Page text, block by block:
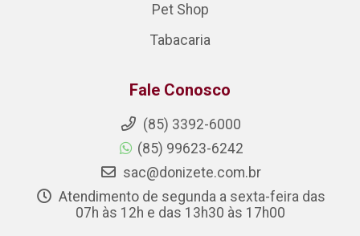
Pet Shop
Tabacaria
Fale Conosco
(85) 3392-6000
(85) 99623-6242
sac@donizete.com.br
Atendimento de segunda a sexta-feira das
07h às 12h e das 13h30 às 17h00